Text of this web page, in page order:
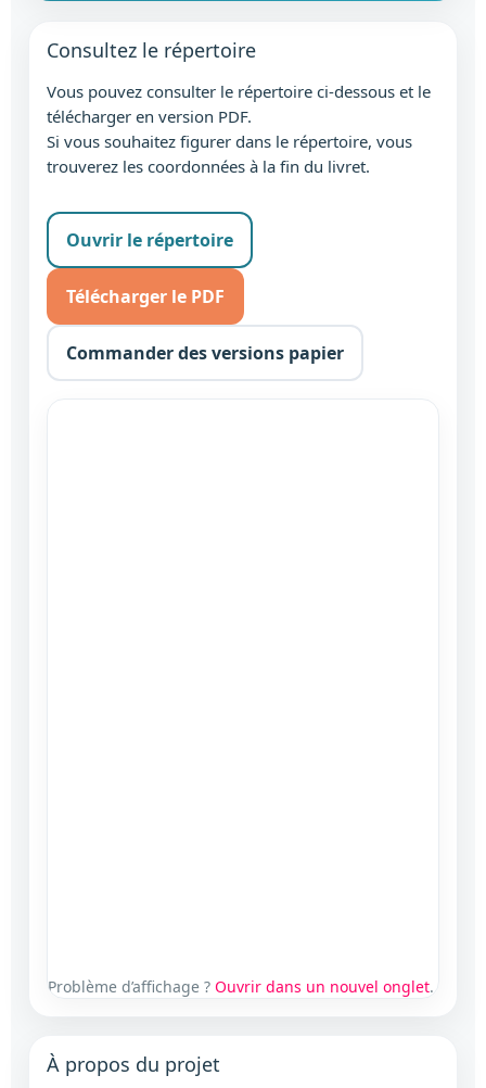
Consultez le répertoire
Vous pouvez consulter le répertoire ci-dessous et le
télécharger en version PDF.
Si vous souhaitez figurer dans le répertoire, vous
trouverez les coordonnées à la fin du livret.
Ouvrir le répertoire
Télécharger le PDF
Commander des versions papier
Problème d’affichage ? Ouvrir dans un nouvel onglet.
À propos du projet